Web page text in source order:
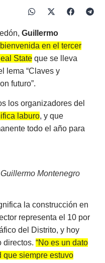
Guillermo
en el tercer
State que se lleva
lema “Claves y
futuro”.
los organizadores del
laburo, y que
todo el año para
Montenegro
la construcción en
representa el 10 por
del Distrito, y hoy
directos. “No es un dato
que siempre estuvo